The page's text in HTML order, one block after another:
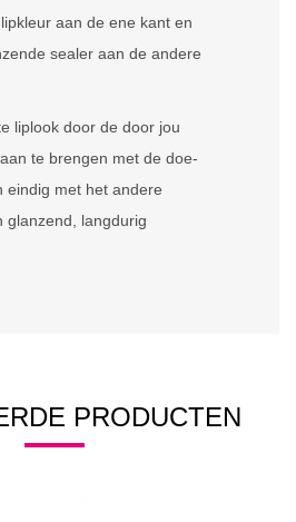
aan de ene kant en
sealer aan de andere
liplook door de door jou
te brengen met de doe-
eindig met het andere
glanzend, langdurig
PRODUCTEN